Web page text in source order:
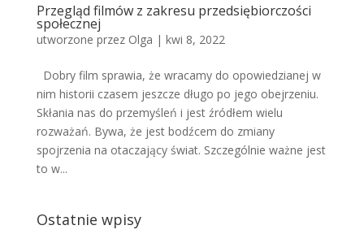
Przegląd filmów z zakresu przedsiębiorczości
społecznej
utworzone przez Olga | kwi 8, 2022
Dobry film sprawia, że wracamy do opowiedzianej w
nim historii czasem jeszcze długo po jego obejrzeniu.
Skłania nas do przemyśleń i jest źródłem wielu
rozważań. Bywa, że jest bodźcem do zmiany
spojrzenia na otaczający świat. Szczególnie ważne jest
to w...
Ostatnie wpisy